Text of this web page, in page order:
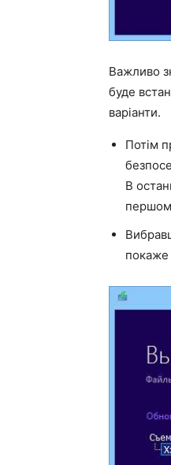
Важливо
буде
варіанти.
Потім
В
покаже